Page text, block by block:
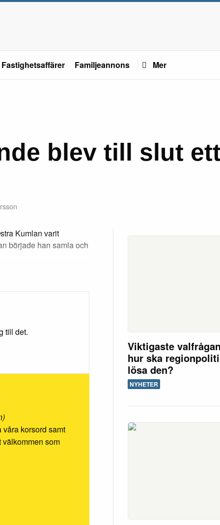
Fastighetsaffärer Familjeannons Mer
blev till slut
Kumlan varit
började han samla och
till det.
korsord samt
välkommen som
Viktigaste
hur ska
lösa den?
NYHETER